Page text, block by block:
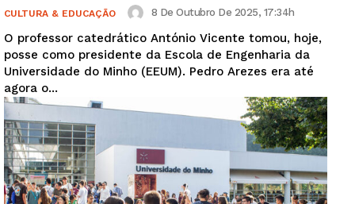
CULTURA & EDUCAÇÃO 8 De Outubro De 2025, 17:34h
O professor catedrático António Vicente tomou, hoje,
posse como presidente da Escola de Engenharia da
Universidade do Minho (EEUM). Pedro Arezes era até
agora o...